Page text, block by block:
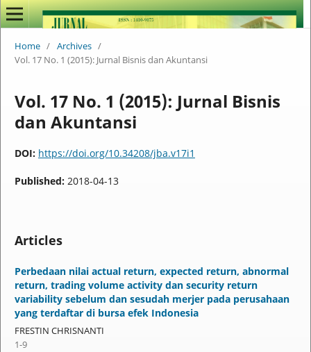
Home / Archives /
Vol. 17 No. 1 (2015): Jurnal Bisnis dan Akuntansi
Vol. 17 No. 1 (2015): Jurnal Bisnis
dan Akuntansi
DOI: https://doi.org/10.34208/jba.v17i1
Published: 2018-04-13
Articles
Perbedaan nilai actual return, expected return, abnormal
return, trading volume activity dan security return
variability sebelum dan sesudah merjer pada perusahaan
yang terdaftar di bursa efek Indonesia
FRESTIN CHRISNANTI
1-9